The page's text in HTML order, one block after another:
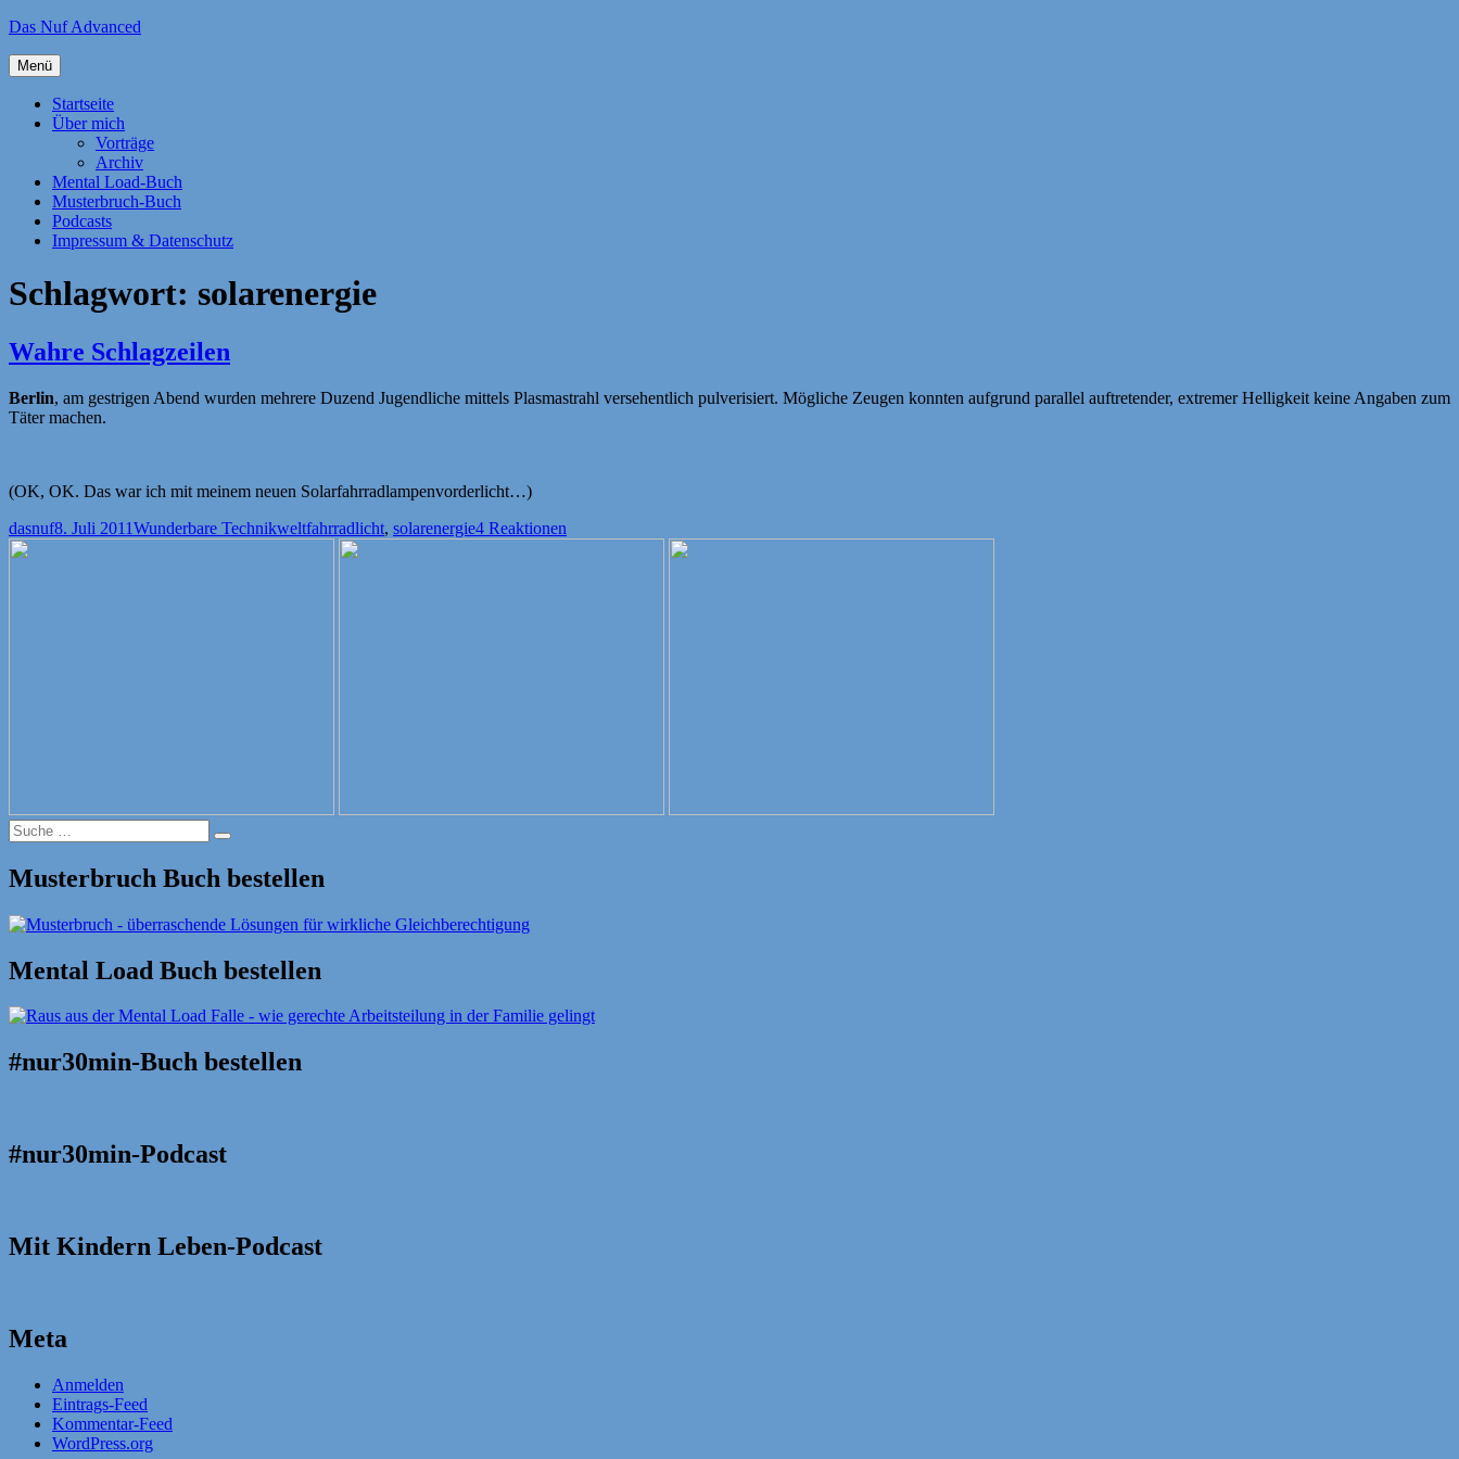
Zum
springen
Das Nuf Advanced
Menü
Startseite
Über mich
Vorträge
Archiv
Mental Load-Buch
Musterbruch-Buch
Podcasts
Impressum & Datenschutz
Schlagwort: solarenergie
Wahre Schlagzeilen
Berlin, am gestrigen Abend wurden mehrere Duzend Jugendliche mittels Plasmastrahl versehentlich pulverisiert. Mögliche Zeugen konnten aufgrund parallel auftretender, extremer Helligkeit keine Angaben zum
Täter machen.
(OK, OK. Das war ich mit meinem neuen Solarfahrradlampenvorderlicht…)
Autor
dasnufVeröffentlicht
8. Juli 2011Kategorien
Wunderbare TechnikweltSchlagwörter
fahrradlicht, solarenergie4 Reaktionen
Suche
nach:
Suche
Musterbruch Buch bestellen
Mental Load Buch bestellen
#nur30min-Buch bestellen
#nur30min-Podcast
Mit Kindern Leben-Podcast
Meta
Anmelden
Eintrags-Feed
Kommentar-Feed
WordPress.org